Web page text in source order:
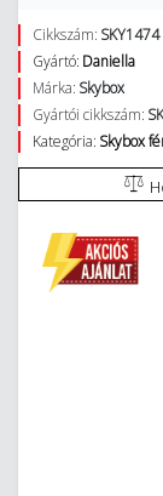
Cikkszám: SKY1474
Gyártó: Daniella
Márka: Skybox
Gyártói cikkszám:
Kategória: Skybox